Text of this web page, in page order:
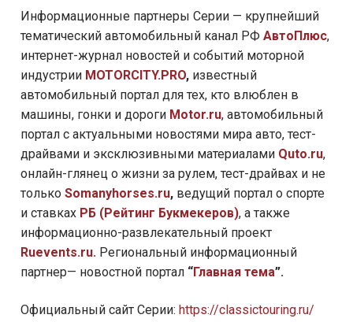
Информационные партнеры Серии — крупнейший
тематический автомобильный канал РФ АвтоПлюс,
интернет-журнал новостей и событий моторной
индустрии MOTORCITY.PRO, известный
автомобильный портал для тех, кто влюблен в
машины, гонки и дороги Motor.ru, автомобильный
портал с актуальными новостями мира авто, тест-
драйвами и эксклюзивными материалами Quto.ru,
онлайн-глянец о жизни за рулем, тест-драйвах и не
только Somanyhorses.ru, ведущий портал о спорте
и ставках РБ (Рейтинг Букмекеров), а также
информационно-развлекательный проект
Ruevents.ru. Региональный информационный
партнер— новостной портал “Главная тема”.
Официальный сайт Серии: https://classictouring.ru/